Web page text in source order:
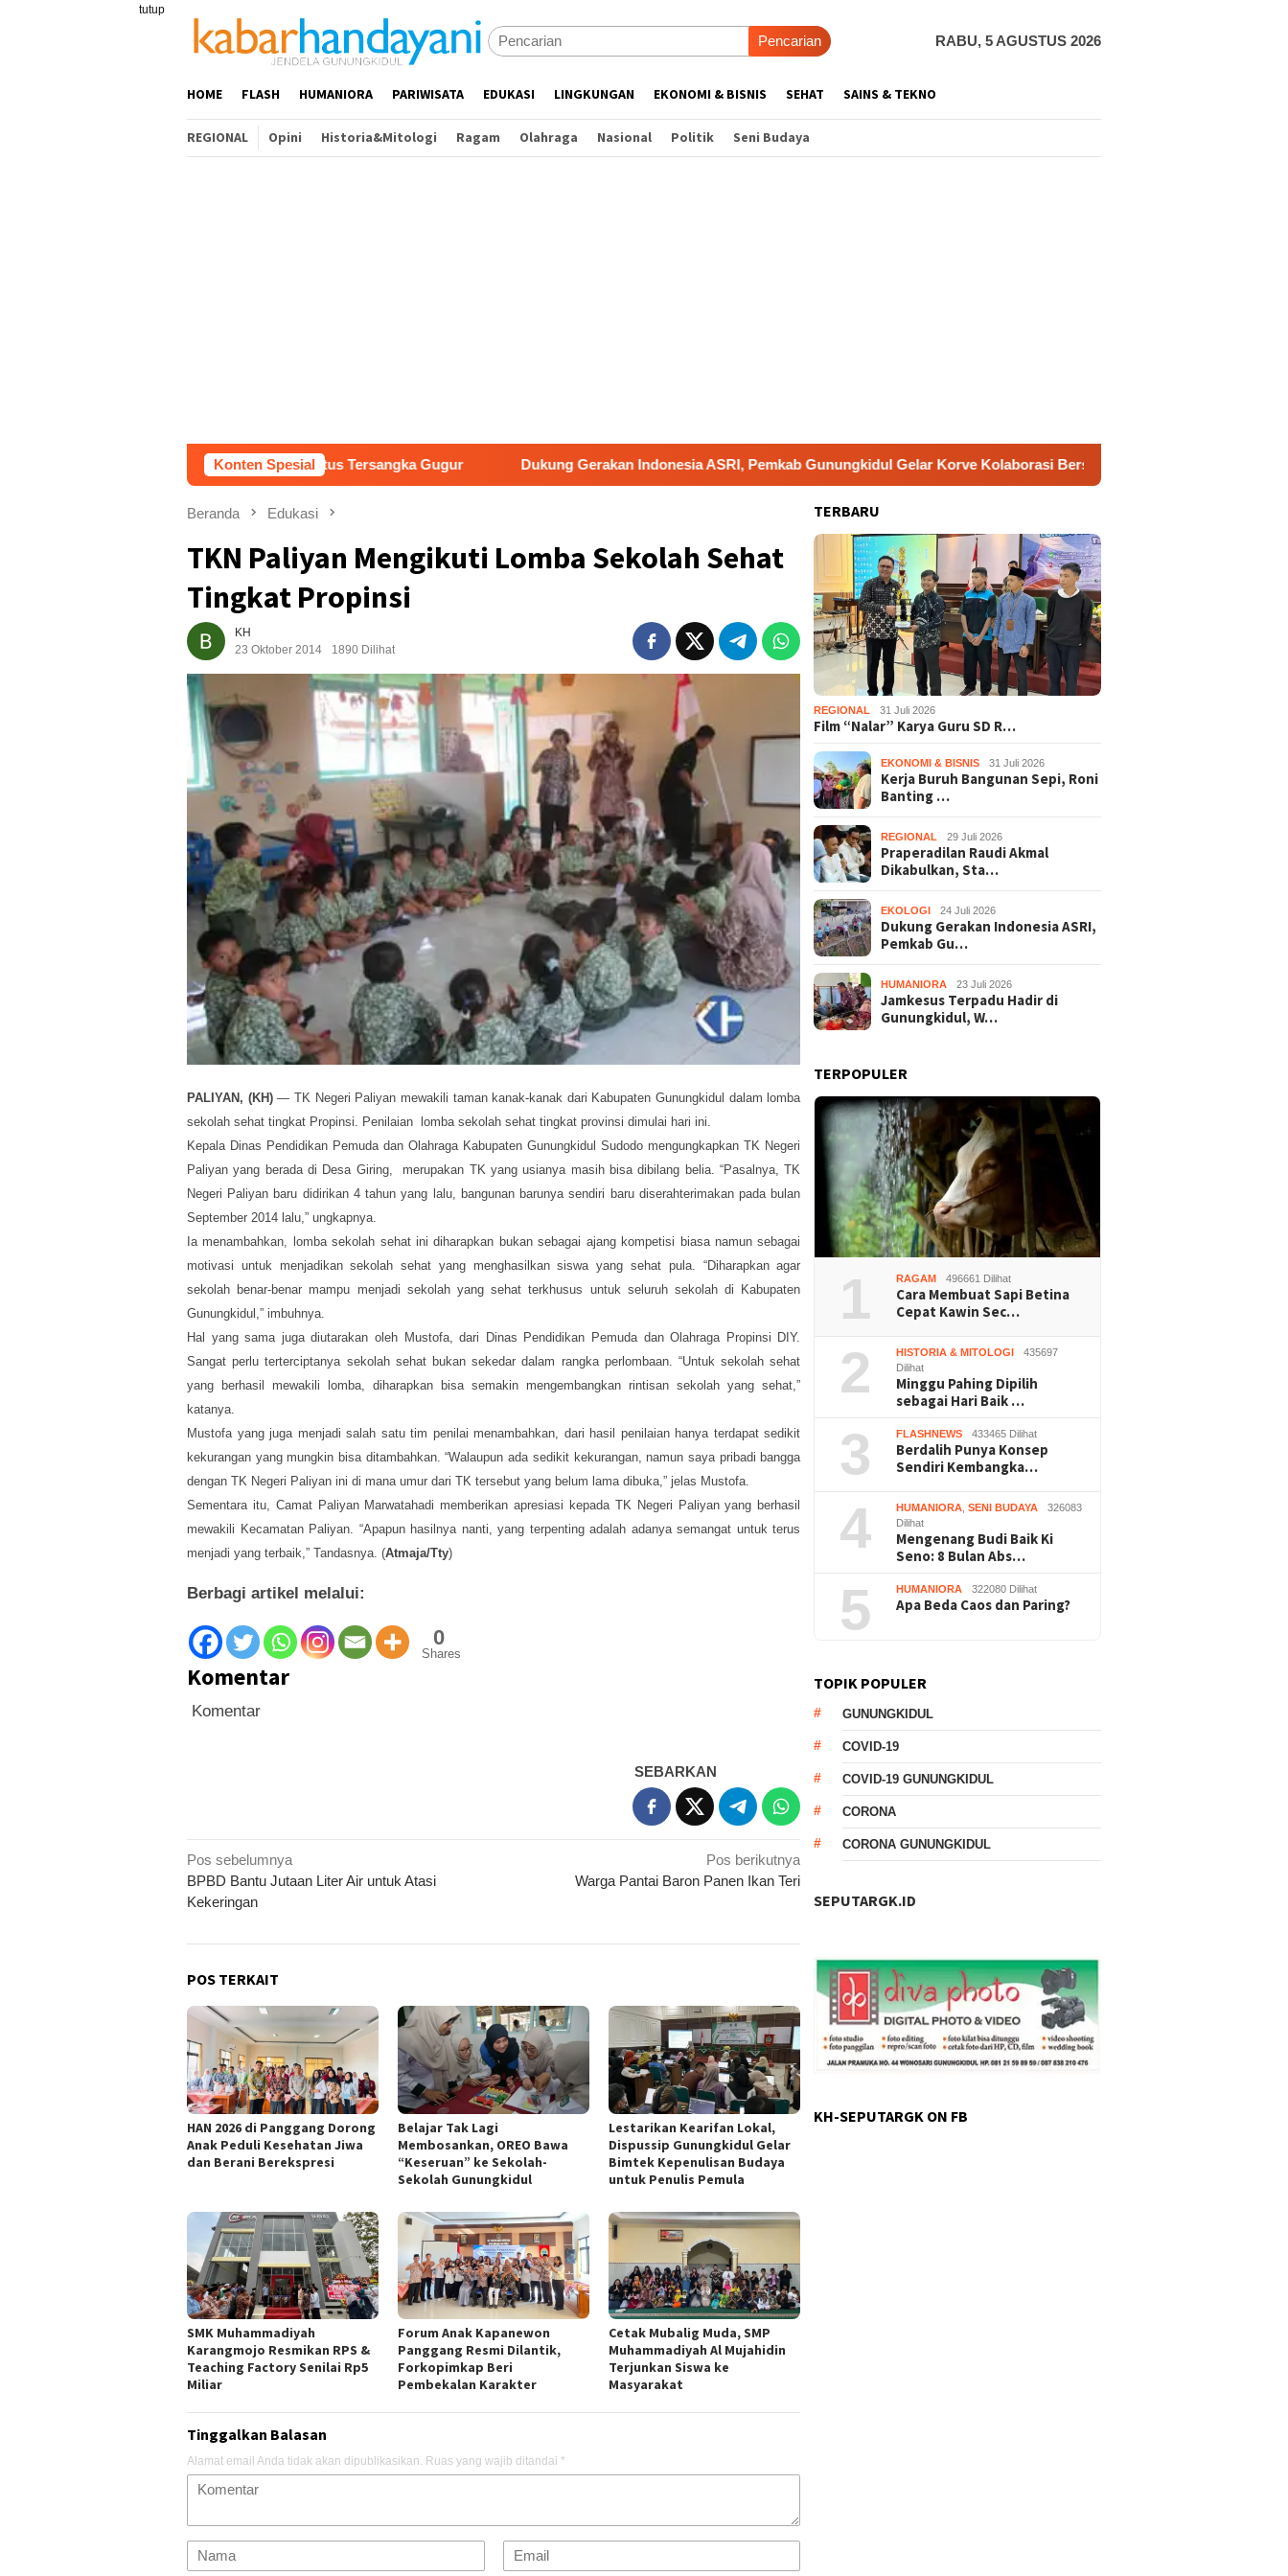
tutup
Pencarian RABU, 5 AGUSTUS 2026
HOME FLASH HUMANIORA PARIWISATA EDUKASI LINGKUNGAN EKONOMI & BISNIS SEHAT SAINS & TEKNO
REGIONAL Opini Historia&Mitologi Ragam Olahraga Nasional Politik Seni Budaya
Konten Spesial
Raudi Akmal Dikabulkan, Status Tersangka Gugur Dukung Gerakan Indonesia ASRI, Pemkab Gunungkidul Gelar Korve Kolaborasi Bersihkan Sungai Kota Wonosari
Beranda Edukasi
TKN Paliyan Mengikuti Lomba Sekolah Sehat
Tingkat Propinsi
KH
23 Oktober 2014
1890 Dilihat
PALIYAN, (KH)— TK Negeri Paliyan mewakili taman kanak-kanak dari Kabupaten Gunungkidul dalam lomba
sekolah sehat tingkat Propinsi. Penilaian lomba sekolah sehat tingkat provinsi dimulai hari ini.
Kepala Dinas Pendidikan Pemuda dan Olahraga Kabupaten Gunungkidul Sudodo mengungkapkan TK Negeri
Paliyan yang berada di Desa Giring, merupakan TK yang usianya masih bisa dibilang belia. “Pasalnya, TK
Negeri Paliyan baru didirikan 4 tahun yang lalu, bangunan barunya sendiri baru diserahterimakan pada bulan
September 2014 lalu,” ungkapnya.
Ia menambahkan, lomba sekolah sehat ini diharapkan bukan sebagai ajang kompetisi biasa namun sebagai
motivasi untuk menjadikan sekolah sehat yang menghasilkan siswa yang sehat pula. “Diharapkan agar
sekolah benar-benar mampu menjadi sekolah yang sehat terkhusus untuk seluruh sekolah di Kabupaten
Gunungkidul,” imbuhnya.
Hal yang sama juga diutarakan oleh Mustofa, dari Dinas Pendidikan Pemuda dan Olahraga Propinsi DIY.
Sangat perlu terterciptanya sekolah sehat bukan sekedar dalam rangka perlombaan. “Untuk sekolah sehat
yang berhasil mewakili lomba, diharapkan bisa semakin mengembangkan rintisan sekolah yang sehat,”
katanya.
Mustofa yang juga menjadi salah satu tim penilai menambahkan, dari hasil penilaian hanya terdapat sedikit
kekurangan yang mungkin bisa ditambahkan. “Walaupun ada sedikit kekurangan, namun saya pribadi bangga
dengan TK Negeri Paliyan ini di mana umur dari TK tersebut yang belum lama dibuka,” jelas Mustofa.
Sementara itu, Camat Paliyan Marwatahadi memberikan apresiasi kepada TK Negeri Paliyan yang berhasil
mewakili Kecamatan Paliyan. “Apapun hasilnya nanti, yang terpenting adalah adanya semangat untuk terus
menjadi yang terbaik,” Tandasnya. (Atmaja/Tty)
Berbagi artikel melalui:
0
Shares
Komentar
Komentar
SEBARKAN
Navigasi
pos
Pos sebelumnya
BPBD Bantu Jutaan Liter Air untuk Atasi
Kekeringan
Pos berikutnya
Warga Pantai Baron Panen Ikan Teri
POS TERKAIT
HAN 2026 di Panggang Dorong
Anak Peduli Kesehatan Jiwa
dan Berani Berekspresi
Belajar Tak Lagi
Membosankan, OREO Bawa
“Keseruan” ke Sekolah-
Sekolah Gunungkidul
Lestarikan Kearifan Lokal,
Dispussip Gunungkidul Gelar
Bimtek Kepenulisan Budaya
untuk Penulis Pemula
SMK Muhammadiyah
Karangmojo Resmikan RPS &
Teaching Factory Senilai Rp5
Miliar
Forum Anak Kapanewon
Panggang Resmi Dilantik,
Forkopimkap Beri
Pembekalan Karakter
Cetak Mubalig Muda, SMP
Muhammadiyah Al Mujahidin
Terjunkan Siswa ke
Masyarakat
Tinggalkan Balasan
Alamat email Anda tidak akan dipublikasikan. Ruas yang wajib ditandai *
TERBARU
REGIONAL 31 Juli 2026
Film “Nalar” Karya Guru SD R…
EKONOMI & BISNIS 31 Juli 2026
Kerja Buruh Bangunan Sepi, Roni
Banting …
REGIONAL 29 Juli 2026
Praperadilan Raudi Akmal
Dikabulkan, Sta…
EKOLOGI 24 Juli 2026
Dukung Gerakan Indonesia ASRI,
Pemkab Gu…
HUMANIORA 23 Juli 2026
Jamkesus Terpadu Hadir di
Gunungkidul, W…
TERPOPULER
1 RAGAM 496661 Dilihat
Cara Membuat Sapi Betina
Cepat Kawin Sec…
2 HISTORIA & MITOLOGI
435697
Dilihat
Minggu Pahing Dipilih
sebagai Hari Baik …
3 FLASHNEWS 433465 Dilihat
Berdalih Punya Konsep
Sendiri Kembangka…
4 HUMANIORA ,SENI BUDAYA
326083
Dilihat
Mengenang Budi Baik Ki
Seno: 8 Bulan Abs…
5 HUMANIORA 322080 Dilihat
Apa Beda Caos dan Paring?
TOPIK POPULER
GUNUNGKIDUL
COVID-19
COVID-19 GUNUNGKIDUL
CORONA
CORONA GUNUNGKIDUL
SEPUTARGK.ID
KH-SEPUTARGK ON FB